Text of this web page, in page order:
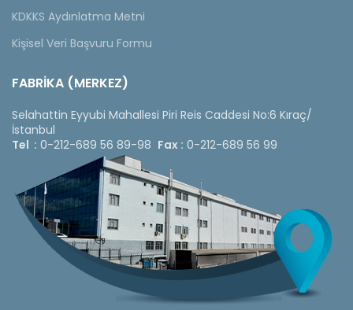
KDKKS Aydınlatma Metni
Kişisel Veri Başvuru Formu
FABRİKA (MERKEZ)
Selahattin Eyyubi Mahallesi Piri Reis Caddesi No:6 Kıraç/
İstanbul
Tel : 0-212-689 56 89-98 Fax : 0-212-689 56 99